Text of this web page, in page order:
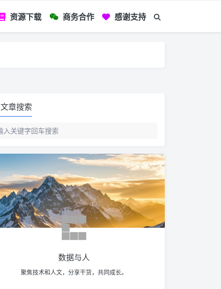
资源下载 商务合作 感谢支持
文章搜索
数据与人
聚焦技术和人文，分享干货，共同成长。